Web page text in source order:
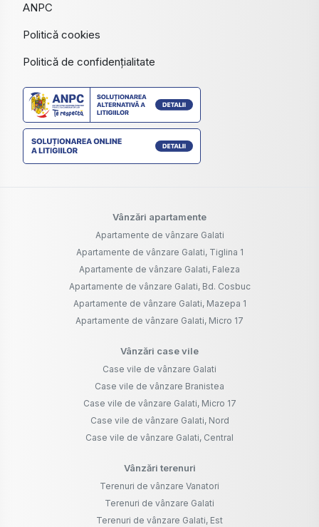
ANPC
Politică cookies
Politică de confidențialitate
Vânzări apartamente
Apartamente de vânzare Galati
Apartamente de vânzare Galati, Tiglina 1
Apartamente de vânzare Galati, Faleza
Apartamente de vânzare Galati, Bd. Cosbuc
Apartamente de vânzare Galati, Mazepa 1
Apartamente de vânzare Galati, Micro 17
Vânzări case vile
Case vile de vânzare Galati
Case vile de vânzare Branistea
Case vile de vânzare Galati, Micro 17
Case vile de vânzare Galati, Nord
Case vile de vânzare Galati, Central
Vânzări terenuri
Terenuri de vânzare Vanatori
Terenuri de vânzare Galati
Terenuri de vânzare Galati, Est